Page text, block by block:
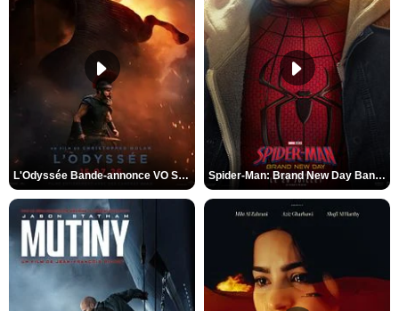
L'Odyssée Bande-annonce VO STFR Spider-Man: Brand New Day Bande-annonce VO STFR